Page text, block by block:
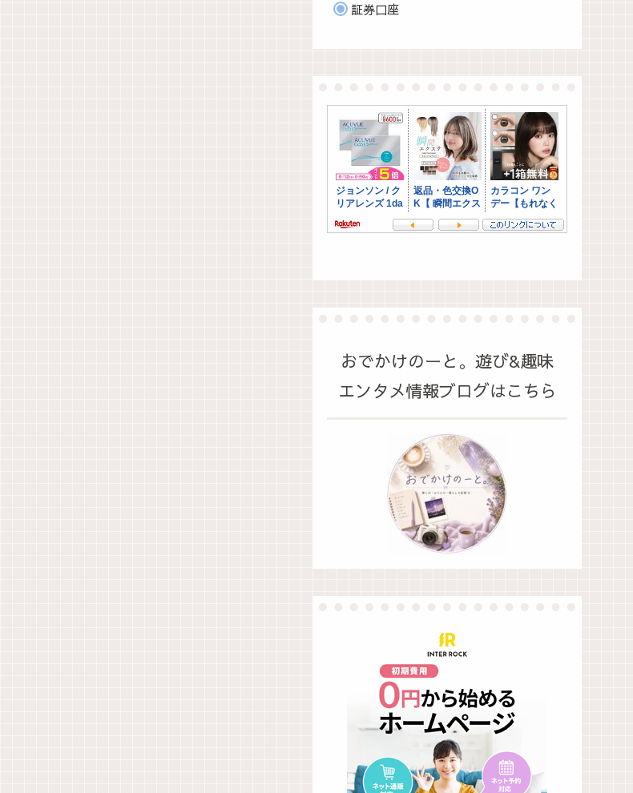
証券口座
おでかけのーと。遊び&趣味
エンタメ情報ブログはこちら